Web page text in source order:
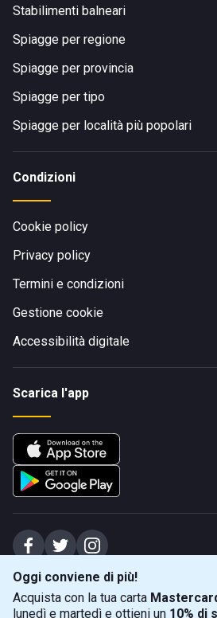
Oggi conviene di più!
Acquista con la tua carta
lunedì e martedì e ottieni un 10% di
Stabilimenti balneari
Spiagge per regione
Spiagge per provincia
Spiagge per tipo
Spiagge per località più popolari
Condizioni
Cookie policy
Privacy policy
Termini e condizioni
Gestione cookie
Accessibilità digitale
Scarica l'app
Spiagge Srl - Sede legale: Via Marecchiese
capitale sociale Euro 31245,57 - Iscritta al
Sede operativa: Via Flaminia 180, 47924